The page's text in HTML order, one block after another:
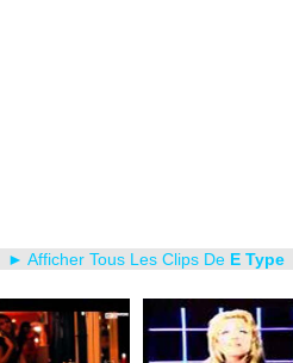
► Afficher Tous Les Clips De E Type